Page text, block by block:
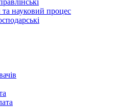
науковий процес